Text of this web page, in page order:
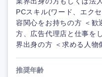
PCスキル(ワード、エク
容関心をお持ちの方 ＜歓
方、広告代理店と仕事を
界出身の方 ＜求める人物
推奨年齢